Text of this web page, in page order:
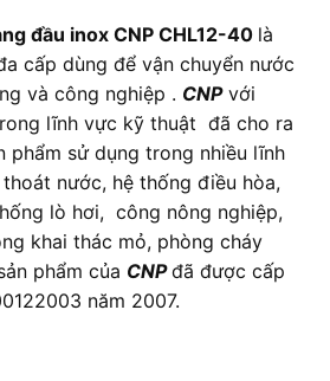
đầu inox CNP CHL12-40 là
cấp dùng để vận chuyển nước
và công nghiệp . CNPvới
lĩnh vực kỹ thuật đã cho ra
phẩm sử dụng trong nhiều lĩnh
nước, hệ thống điều hòa,
lò hơi, công nông nghiệp,
khai thác mỏ, phòng cháy
phẩm của CNPđã được cấp
năm 2007.